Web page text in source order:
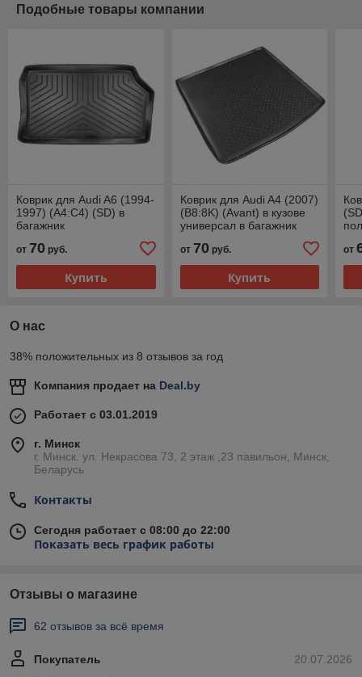
Подобные товары компании
Коврик для Audi A6 (1994-
1997) (A4:C4) (SD) в
багажник
полиуретановый глубокий
черный серый бежевый
от 70 руб.
Купить
Коврик для Audi A4 (2007)
(B8:8K) (Avant) в кузове
универсал в багажник
полиуретановый черный
серый бежевый
от 70руб.
Купить
от
О нас
38% положительных из 8 отзывов за год
Компания продает на Deal.by
Работает с 03.01.2019
г. Минск
г. Минск. ул. Некрасова 73, 2 этаж ,23 павильон, Минск,
Беларусь
Контакты
Сегодня работает с 08:00 до 22:00
Показать весь график работы
Отзывы о магазине
62 отзывов за всё время
20.07.2026
Покупатель